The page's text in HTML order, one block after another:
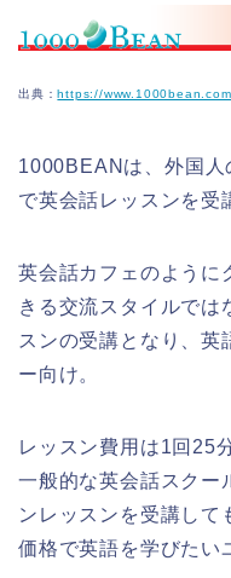
出典：https://
1000BEANは、外国人
で英会話レッスンを受
英会話カフェのように
きる交流スタイルでは
スンの受講となり、英
ー向け。
レッスン費用は1回25
一般的な英会話スクー
ンレッスンを受講し
価格で英語を学びたい